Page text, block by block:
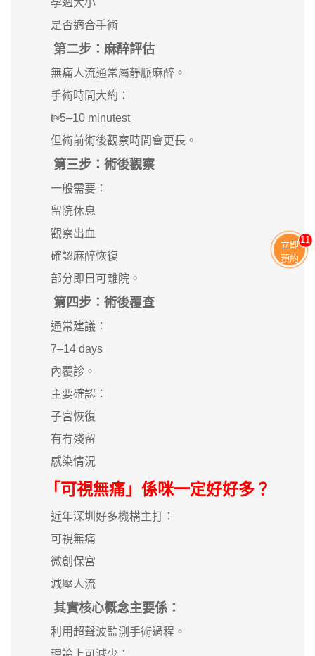
是否適合手術
第二步：麻醉評估
無痛人流通常屬靜脈麻醉。
手術時間大約：
t≈5–10 minutest
但術前術後觀察時間會更長。
第三步：術後觀察
一般需要：
留院休息
觀察出血
確認麻醉恢復
部分即日可離院。
第四步：術後覆查
通常建議：
7–14 days
內覆診。
主要確認：
子宮恢復
有冇殘留
感染情況
「可視無痛」係咪一定好好多？
近年深圳好多機構主打：
可視無痛
微創保宮
減壓人流
其實核心概念主要係：
利用超聲波監測手術過程。
立即
預約
11